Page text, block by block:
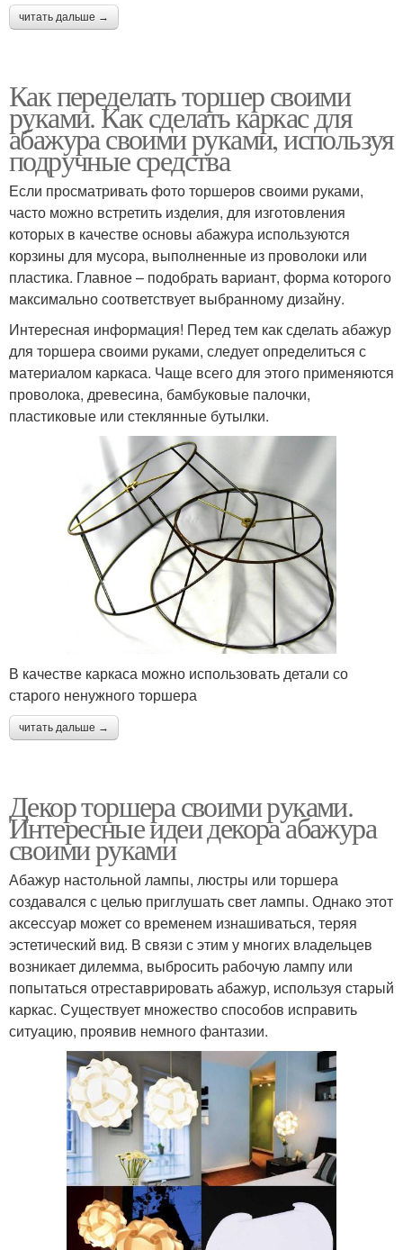
читать дальше →
Как переделать торшер своими
руками. Как сделать каркас для
абажура своими руками, используя
подручные средства
Если просматривать фото торшеров своими руками,
часто можно встретить изделия, для изготовления
которых в качестве основы абажура используются
корзины для мусора, выполненные из проволоки или
пластика. Главное – подобрать вариант, форма которого
максимально соответствует выбранному дизайну.
Интересная информация! Перед тем как сделать абажур
для торшера своими руками, следует определиться с
материалом каркаса. Чаще всего для этого применяются
проволока, древесина, бамбуковые палочки,
пластиковые или стеклянные бутылки.
В качестве каркаса можно использовать детали со
старого ненужного торшера
читать дальше →
Декор торшера своими руками.
Интересные идеи декора абажура
своими руками
Абажур настольной лампы, люстры или торшера
создавался с целью приглушать свет лампы. Однако этот
аксессуар может со временем изнашиваться, теряя
эстетический вид. В связи с этим у многих владельцев
возникает дилемма, выбросить рабочую лампу или
попытаться отреставрировать абажур, используя старый
каркас. Существует множество способов исправить
ситуацию, проявив немного фантазии.